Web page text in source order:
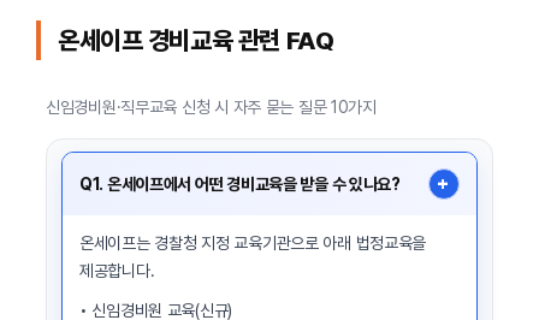
온세이프 경비교육 관련 FAQ
신임경비원·직무교육 신청 시 자주 묻는 질문 10가지
Q1. 온세이프에서 어떤 경비교육을 받을 수 있나요? +
온세이프는 경찰청 지정 교육기관으로 아래 법정교육을
제공합니다.
• 신임경비원 교육(신규)